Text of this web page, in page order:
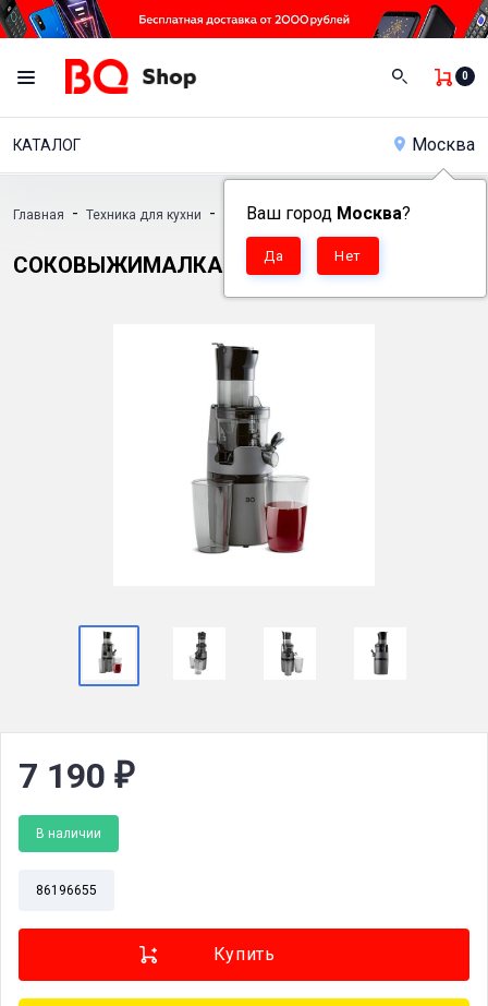
0
КАТАЛОГ Москва
Ваш город Москва?
Главная - Техника для кухни - Соковыжималки - Соковыжималка BQ
СОКОВЫЖИМАЛКА BQ J2000
7 190 ₽
В наличии
86196655